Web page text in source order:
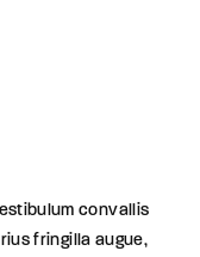
convallis
fringilla augue,